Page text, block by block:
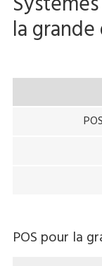
la
POS pour la